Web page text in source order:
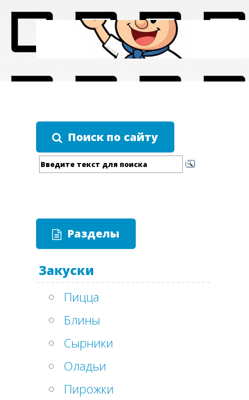
Поиск по сайту
Разделы
Закуски
Пицца
Блины
Сырники
Оладьи
Пирожки